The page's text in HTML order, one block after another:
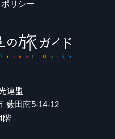
リシー
連盟
薮田南5-14-12
階